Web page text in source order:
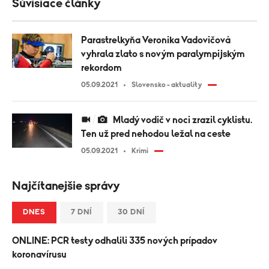
Súvisiace články
Parastrelkyňa Veronika Vadovičová
vyhrala zlato s novým paralympijským
rekordom
05.09.2021 Slovensko - aktuality
Ten už pred nehodou ležal na ceste
05.09.2021 Krimi
Najčítanejšie správy
DNES 7 DNÍ 30 DNÍ
ONLINE: PCR testy odhalili 335 nových prípadov
koronavírusu